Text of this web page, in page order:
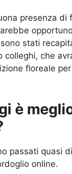
presenza di
stati
colleghi, che
floreale per
è
passati quasi
online.